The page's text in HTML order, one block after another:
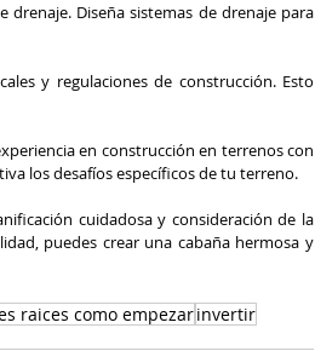
Diseña sistemas de drenaje para
y regulaciones de construcción. Esto
en construcción en terrenos con
los desafíos específicos de tu terreno.
cuidadosa y consideración de la
puedes crear una cabaña hermosa y
raices como empezarinvertir